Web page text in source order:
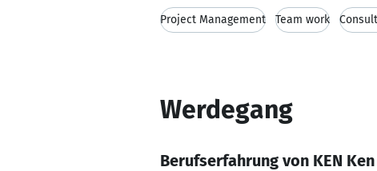
Project Management Team work
Werdegang
Berufserfahrung von KEN Ken